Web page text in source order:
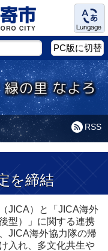
Language
PC版に切替
RSS
を締結
JICA）と「JICA海外
型）」に関する連携
JICA海外協力隊の帰
入れ、多文化共生や